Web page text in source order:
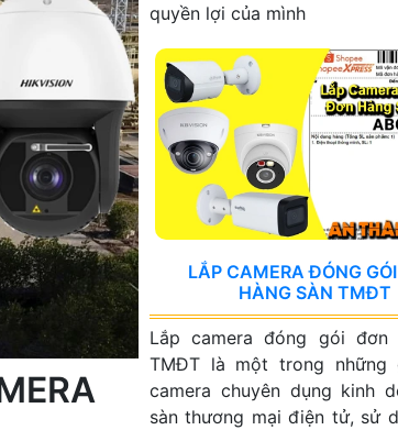
quyền lợi của mình
LẮP CAMERA ĐÓNG
HÀNG SÀN TMĐT
Lắp camera đóng gói đơn
TMĐT là một trong những
camera chuyên dụng kinh
sàn thương mại điện tử, sử